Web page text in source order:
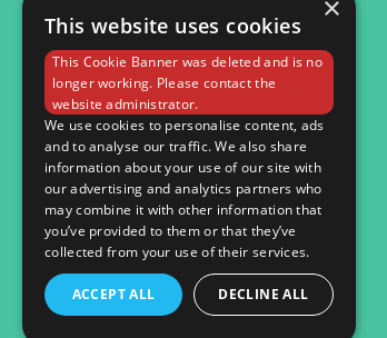
© 2026
Мобільна версія
×
This website uses cookies
This Cookie Banner was deleted and is no
longer working. Please contact the
website administrator.
We use cookies to personalise content, ads
and to analyse our traffic. We also share
information about your use of our site with
our advertising and analytics partners who
may combine it with other information that
you’ve provided to them or that they’ve
collected from your use of their services.
ACCEPT ALL DECLINE ALL